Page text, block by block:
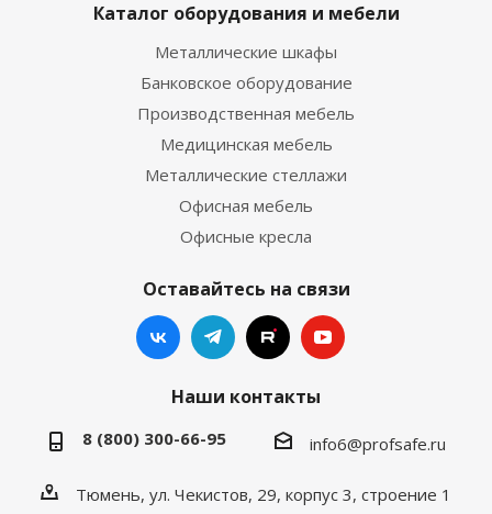
Каталог оборудования и мебели
Металлические шкафы
Банковское оборудование
Производственная мебель
Медицинская мебель
Металлические стеллажи
Офисная мебель
Офисные кресла
Оставайтесь на связи
Наши контакты
8 (800) 300-66-95 info6@profsafe.ru
Тюмень, ул. Чекистов, 29, корпус 3, строение 1